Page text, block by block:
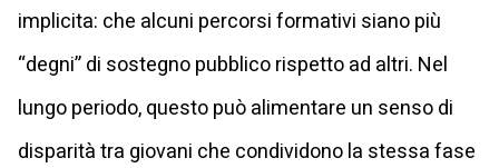
implicita: che alcuni percorsi formativi siano più
“degni” di sostegno pubblico rispetto ad altri. Nel
lungo periodo, questo può alimentare un senso di
disparità tra giovani che condividono la stessa fase